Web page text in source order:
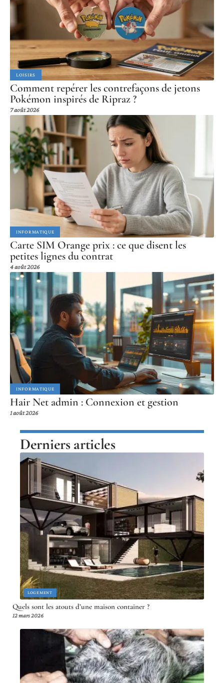
LOISIRS
Comment repérer les contrefaçons de jetons
Pokémon inspirés de Ripraz ?
7 août 2026
INFORMATIQUE
Carte SIM Orange prix : ce que disent les
petites lignes du contrat
4 août 2026
INFORMATIQUE
Hair Net admin : Connexion et gestion
1 août 2026
Derniers articles
LOGEMENT
Quels sont les atouts d’une maison container ?
12 mars 2026